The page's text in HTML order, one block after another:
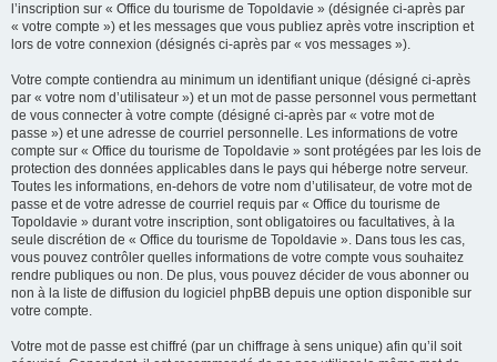
l’inscription sur « Office du tourisme de Topoldavie » (désignée ci-après par
« votre compte ») et les messages que vous publiez après votre inscription et
lors de votre connexion (désignés ci-après par « vos messages »).
Votre compte contiendra au minimum un identifiant unique (désigné ci-après
par « votre nom d’utilisateur ») et un mot de passe personnel vous permettant
de vous connecter à votre compte (désigné ci-après par « votre mot de
passe ») et une adresse de courriel personnelle. Les informations de votre
compte sur « Office du tourisme de Topoldavie » sont protégées par les lois de
protection des données applicables dans le pays qui héberge notre serveur.
Toutes les informations, en-dehors de votre nom d’utilisateur, de votre mot de
passe et de votre adresse de courriel requis par « Office du tourisme de
Topoldavie » durant votre inscription, sont obligatoires ou facultatives, à la
seule discrétion de « Office du tourisme de Topoldavie ». Dans tous les cas,
vous pouvez contrôler quelles informations de votre compte vous souhaitez
rendre publiques ou non. De plus, vous pouvez décider de vous abonner ou
non à la liste de diffusion du logiciel phpBB depuis une option disponible sur
votre compte.
Votre mot de passe est chiffré (par un chiffrage à sens unique) afin qu’il soit